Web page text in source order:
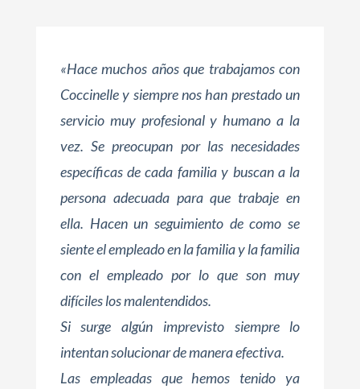
«Hace muchos años que trabajamos con
Coccinelle y siempre nos han prestado un
servicio muy profesional y humano a la
vez. Se preocupan por las necesidades
específicas de cada familia y buscan a la
persona adecuada para que trabaje en
ella. Hacen un seguimiento de como se
siente el empleado en la familia y la familia
con el empleado por lo que son muy
difíciles los malentendidos.
Si surge algún imprevisto siempre lo
intentan solucionar de manera efectiva.
Las empleadas que hemos tenido ya